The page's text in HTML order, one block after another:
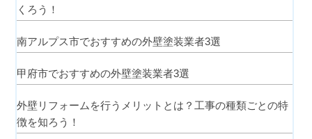
くろう！
南アルプス市でおすすめの外壁塗装業者3選
甲府市でおすすめの外壁塗装業者3選
外壁リフォームを行うメリットとは？工事の種類ごとの特
徴を知ろう！